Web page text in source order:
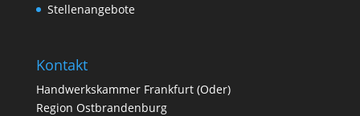
Stellenangebote
Kontakt
Handwerkskammer Frankfurt (Oder)
Region Ostbrandenburg